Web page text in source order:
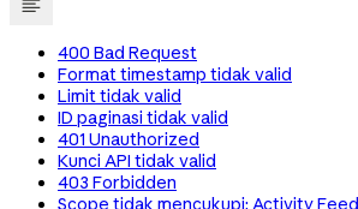
400 Bad Request
Format timestamp tidak valid
Limit tidak valid
ID paginasi tidak valid
401 Unauthorized
Kunci API tidak valid
403 Forbidden
Scope tidak mencukupi: Activity Feed